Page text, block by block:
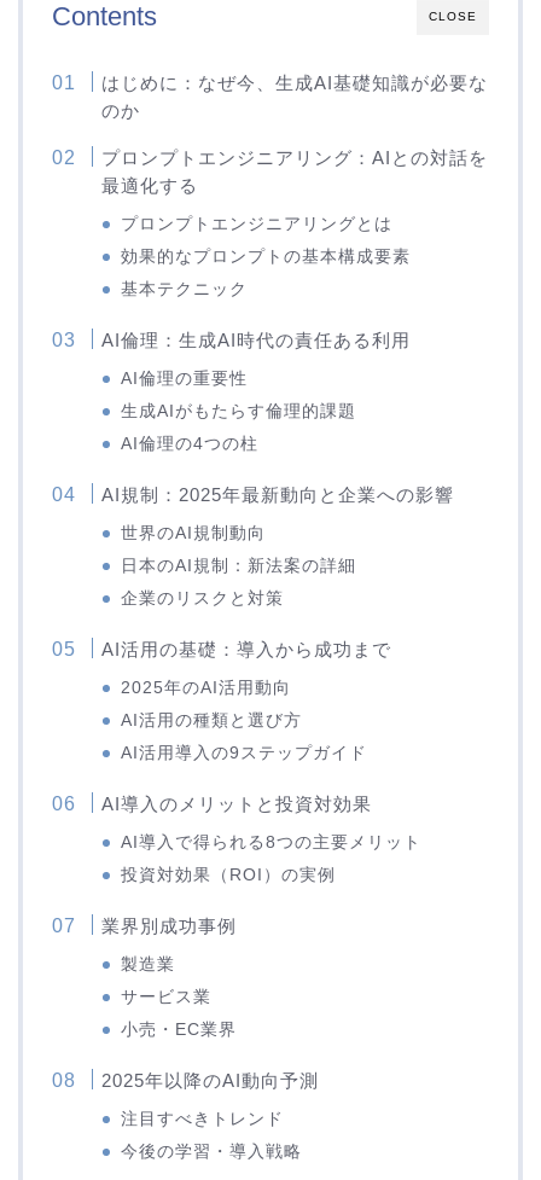
CLOSE
Contents
はじめに：なぜ今、生成AI基礎知識が必要な
のか
プロンプトエンジニアリング：AIとの対話を
最適化する
プロンプトエンジニアリングとは
効果的なプロンプトの基本構成要素
基本テクニック
AI倫理：生成AI時代の責任ある利用
AI倫理の重要性
生成AIがもたらす倫理的課題
AI倫理の4つの柱
AI規制：2025年最新動向と企業への影響
世界のAI規制動向
日本のAI規制：新法案の詳細
企業のリスクと対策
AI活用の基礎：導入から成功まで
2025年のAI活用動向
AI活用の種類と選び方
AI活用導入の9ステップガイド
AI導入のメリットと投資対効果
AI導入で得られる8つの主要メリット
投資対効果（ROI）の実例
業界別成功事例
製造業
サービス業
小売・EC業界
2025年以降のAI動向予測
注目すべきトレンド
今後の学習・導入戦略